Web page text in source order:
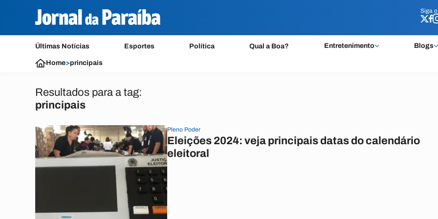
Siga o
Últimas Notícias Esportes Política Qual a Boa? Entretenimento Blogs
Siga o
Home>principais
Resultados para a tag:
principais
Pleno Poder
Eleições 2024: veja principais datas do calendário
eleitoral